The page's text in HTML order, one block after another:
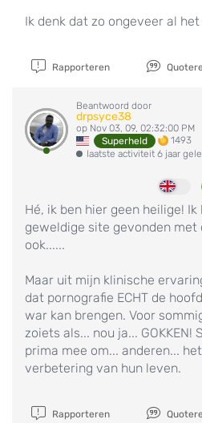
Ik denk dat zo ongeveer al
Rapporteren
Beantwoord door
drpsyce38
op Nov 03, 09, 02:32:00 PM
Superheld
1493
laatste activiteit 6 jaar
Hé, ik ben hier geen heilige!
geweldige site gevonden met
ook......
Maar uit mijn klinische
dat pornografie ECHT de
war kan brengen. Voor
zoiets als... nou ja... GOKKEN!
prima mee om... anderen...
verbetering van hun leven.
Rapporteren